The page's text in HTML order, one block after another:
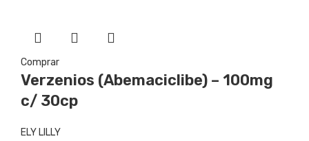
Comprar
Verzenios (Abemaciclibe) – 100mg
c/ 30cp
ELY LILLY